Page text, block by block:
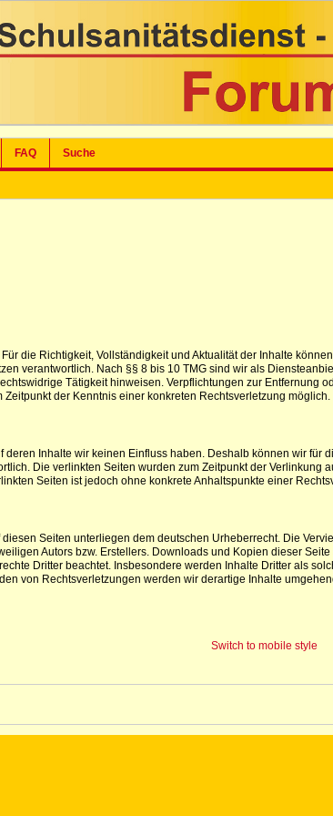
FAQ Suche
die Richtigkeit, Vollständigkeit und Aktualität der Inhalte
verantwortlich. Nach §§ 8 bis 10 TMG sind wir als
Tätigkeit hinweisen. Verpflichtungen zur
der Kenntnis einer konkreten Rechtsverletzung
deren Inhalte wir keinen Einfluss haben. Deshalb können wir
Die verlinkten Seiten wurden zum Zeitpunkt der
Seiten ist jedoch ohne konkrete Anhaltspunkte einer
Seiten unterliegen dem deutschen Urheberrecht. Die
Autors bzw. Erstellers. Downloads und Kopien dieser
Dritter beachtet. Insbesondere werden Inhalte Dritter als
von Rechtsverletzungen werden wir derartige Inhalte
Switch to mobile style